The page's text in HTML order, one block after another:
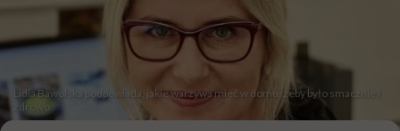
Lidia Bawolska podpowiada, jakie warzywa mieć w domu, żeby było smacznie i
zdrowo